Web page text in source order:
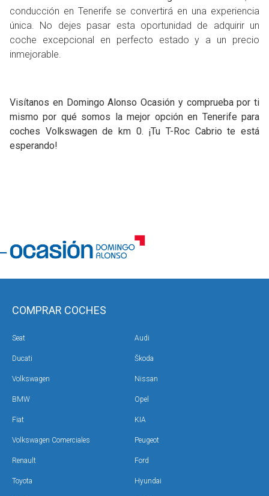
conducción en Tenerife se convertirá en una experiencia
única. No dejes pasar esta oportunidad de adquirir un
coche excepcional en perfecto estado y a un precio
inmejorable.
Visítanos en Domingo Alonso Ocasión y comprueba por ti
mismo por qué somos la mejor opción en Tenerife para
coches Volkswagen de km 0. ¡Tu T-Roc Cabrio te está
esperando!
COMPRAR COCHES
Seat Audi
Ducati Škoda
Volkswagen Nissan
BMW Opel
Fiat KIA
Volkswagen Comerciales Peugeot
Renault Ford
Toyota Hyundai